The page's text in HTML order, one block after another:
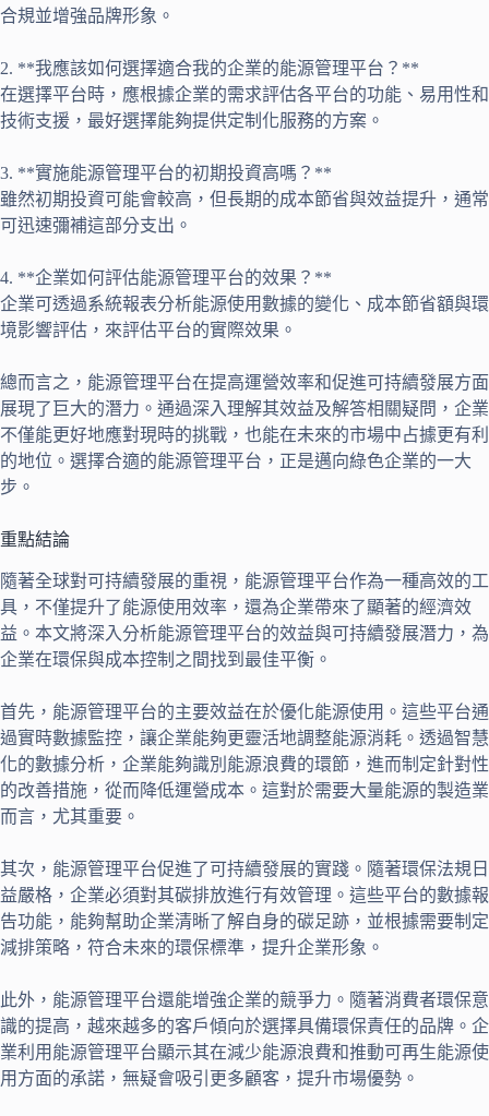
合規並增強品牌形象。
2. **我應該如何選擇適合我的企業的能源管理平台？**
在選擇平台時，應根據企業的需求評估各平台的功能、易用性和
技術支援，最好選擇能夠提供定制化服務的方案。
3. **實施能源管理平台的初期投資高嗎？**
雖然初期投資可能會較高，但長期的成本節省與效益提升，通常
可迅速彌補這部分支出。
4. **企業如何評估能源管理平台的效果？**
企業可透過系統報表分析能源使用數據的變化、成本節省額與環
境影響評估，來評估平台的實際效果。
總而言之，能源管理平台在提高運營效率和促進可持續發展方面
展現了巨大的潛力。通過深入理解其效益及解答相關疑問，企業
不僅能更好地應對現時的挑戰，也能在未來的市場中占據更有利
的地位。選擇合適的能源管理平台，正是邁向綠色企業的一大
步。
重點結論
隨著全球對可持續發展的重視，能源管理平台作為一種高效的工
具，不僅提升了能源使用效率，還為企業帶來了顯著的經濟效
益。本文將深入分析能源管理平台的效益與可持續發展潛力，為
企業在環保與成本控制之間找到最佳平衡。
首先，能源管理平台的主要效益在於優化能源使用。這些平台通
過實時數據監控，讓企業能夠更靈活地調整能源消耗。透過智慧
化的數據分析，企業能夠識別能源浪費的環節，進而制定針對性
的改善措施，從而降低運營成本。這對於需要大量能源的製造業
而言，尤其重要。
其次，能源管理平台促進了可持續發展的實踐。隨著環保法規日
益嚴格，企業必須對其碳排放進行有效管理。這些平台的數據報
告功能，能夠幫助企業清晰了解自身的碳足跡，並根據需要制定
減排策略，符合未來的環保標準，提升企業形象。
此外，能源管理平台還能增強企業的競爭力。隨著消費者環保意
識的提高，越來越多的客戶傾向於選擇具備環保責任的品牌。企
業利用能源管理平台顯示其在減少能源浪費和推動可再生能源使
用方面的承諾，無疑會吸引更多顧客，提升市場優勢。